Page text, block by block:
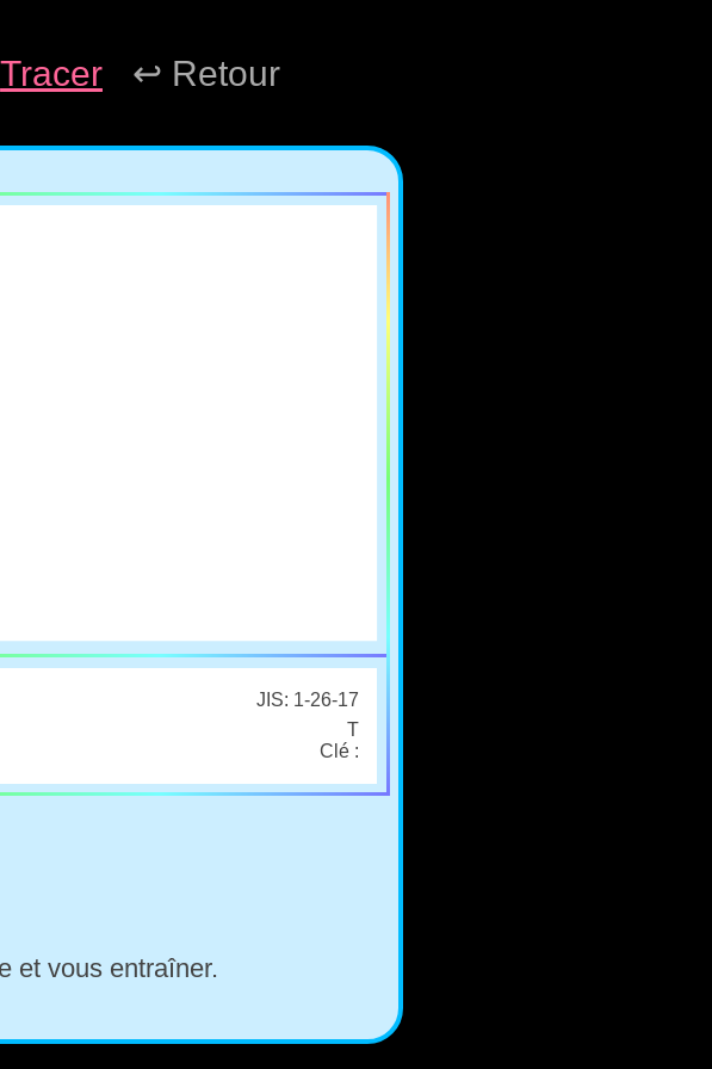
Tracer ↩ Retour
JIS: 1-26-17
T
Clé :
et vous entraîner.